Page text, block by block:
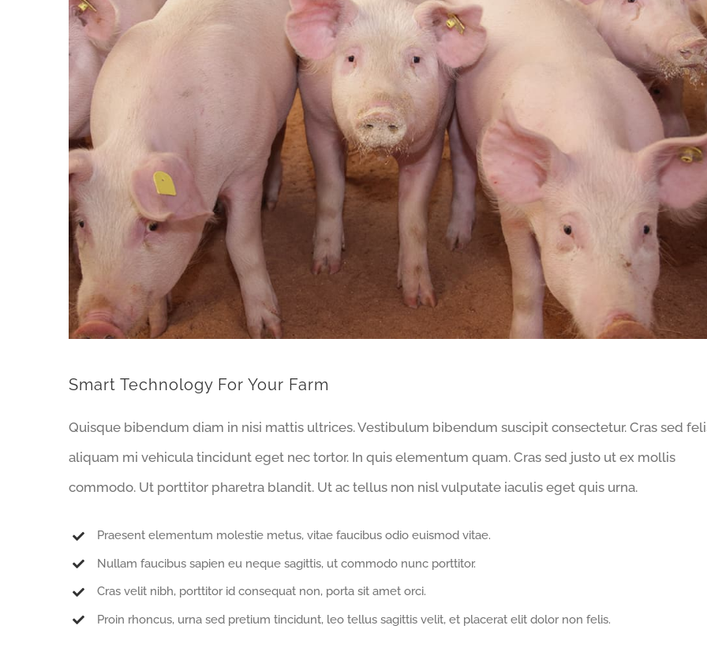
Smart Technology For Your Farm
Quisque bibendum diam in nisi mattis ultrices. Vestibulum bibendum suscipit consectetur. Cras sed
aliquam mi vehicula tincidunt eget nec tortor. In quis elementum quam. Cras sed justo ut ex mollis
commodo. Ut porttitor pharetra blandit. Ut ac tellus non nisl vulputate iaculis eget quis urna.
Praesent elementum molestie metus, vitae faucibus odio euismod vitae.
Nullam faucibus sapien eu neque sagittis, ut commodo nunc porttitor.
Cras velit nibh, porttitor id consequat non, porta sit amet orci.
Proin rhoncus, urna sed pretium tincidunt, leo tellus sagittis velit, et placerat elit dolor non felis.